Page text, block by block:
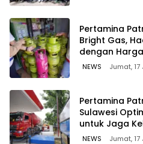
Pertamina
Bright Gas,
dengan
NEWS Jumat,
Pertamina
Sulawesi
untuk Jaga
di Seluruh
NEWS Jumat,